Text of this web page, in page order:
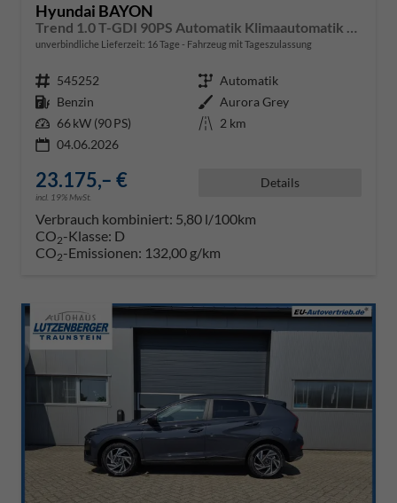
Hyundai BAYON
unverbindliche Lieferzeit: 16 Tage Fahrzeug mit Tageszulassung
Fahrzeugnr. 545252 Getriebe Automatik
Kraftstoff Benzin Außenfarbe Aurora Grey
Leistung 66 kW (90 PS) Kilometerstand 2 km
04.06.2026
23.175,– €
incl. 19% MwSt.
Details
Verbrauch kombiniert: 5,80 l/100km
CO2-Klasse: D
CO2-Emissionen: 132,00 g/km